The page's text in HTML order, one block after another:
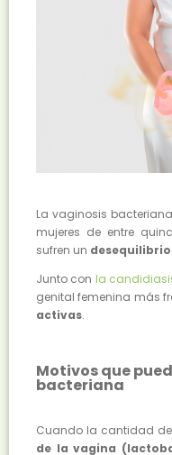
La vaginosis
mujeres de entre
sufren un desequilibrio
Junto con la
genital femenina más
activas.
Motivos que
bacteriana
Cuando la cantidad de
de la vagina